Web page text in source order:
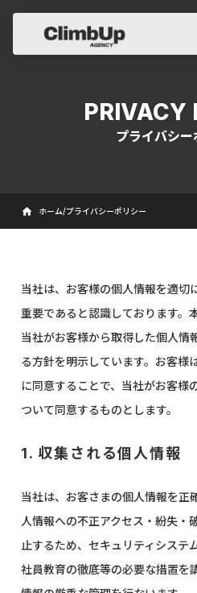
PRIVACY
プライバシー
home ホーム/プライバシーポリシー
当社は、お客様の個人情報を適切
重要であると認識しております。
当社がお客様から取得した個人情
る方針を明示しています。お客様
に同意することで、当社がお客様
ついて同意するものとします。
1. 収集される個人情報
当社は、お客さまの個人情報を正
人情報への不正アクセス・紛失・
止するため、セキュリティシステ
社員教育の徹底等の必要な措置を